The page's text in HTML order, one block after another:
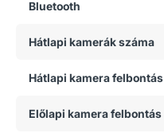
Bluetooth
Hátlapi kamerák száma
Hátlapi kamera felbontás
Előlapi kamera felbontás